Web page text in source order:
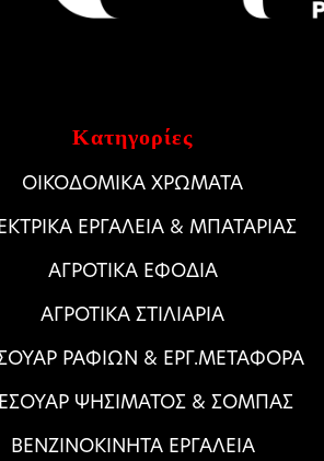
Κατηγορίες
ΟΙΚΟΔΟΜΙΚΑ ΧΡΩΜΑΤΑ
ΕΡΓΑΛΕΙΑ & ΜΠΑΤΑΡΙΑΣ
ΑΓΡΟΤΙΚΑ ΕΦΟΔΙΑ
ΑΓΡΟΤΙΚΑ ΣΤΙΛΙΑΡΙΑ
ΡΑΦΙΩΝ & ΕΡΓ.ΜΕΤΑΦΟΡΑ
ΨΗΣΙΜΑΤΟΣ & ΣΟΜΠΑΣ
ΒΕΝΖΙΝΟΚΙΝΗΤΑ ΕΡΓΑΛΕΙΑ